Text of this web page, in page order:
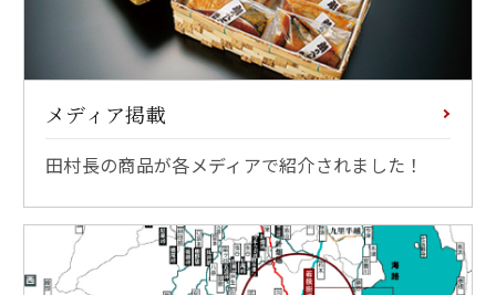
メディア掲載
田村長の商品が各メディアで紹介されました！